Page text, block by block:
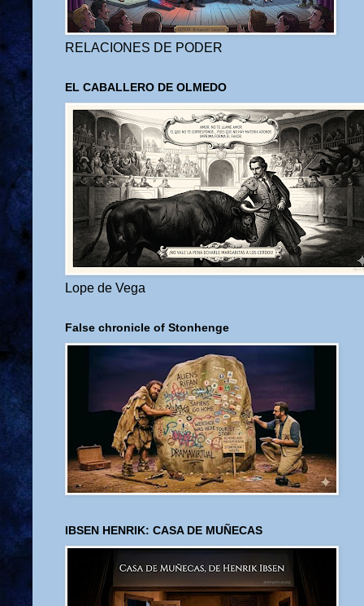
RELACIONES DE PODER
EL CABALLERO DE OLMEDO
Lope de Vega
False chronicle of Stonhenge
IBSEN HENRIK: CASA DE MUÑECAS